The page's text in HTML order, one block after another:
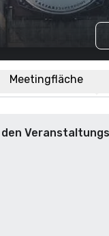
Meetingfläche